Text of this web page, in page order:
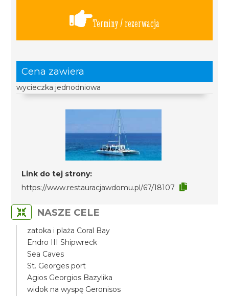
Terminy / rezerwacja
Cena zawiera
wycieczka jednodniowa
Link do tej strony:
https://www.restauracjawdomu.pl/67/18107
NASZE CELE
zatoka i plaża Coral Bay
Endro III Shipwreck
Sea Caves
St. Georges port
Agios Georgios Bazylika
widok na wyspę Geronisos